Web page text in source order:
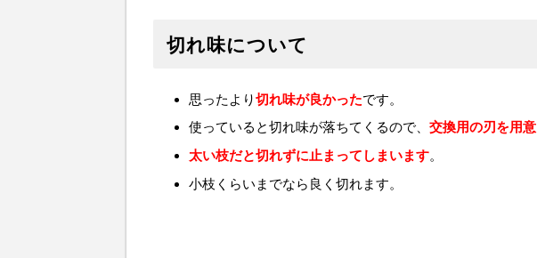
切れ味について
思ったより切れ味が良かったです。
使っていると切れ味が落ちてくるので、 交換用の刃を用意
太い枝だと切れずに止まってしまいます。
小枝くらいまでなら良く切れます。